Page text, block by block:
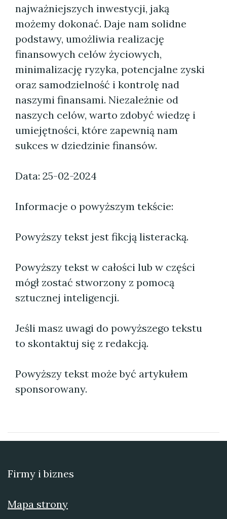
najważniejszych inwestycji, jaką
możemy dokonać. Daje nam solidne
podstawy, umożliwia realizację
finansowych celów życiowych,
minimalizację ryzyka, potencjalne zyski
oraz samodzielność i kontrolę nad
naszymi finansami. Niezależnie od
naszych celów, warto zdobyć wiedzę i
umiejętności, które zapewnią nam
sukces w dziedzinie finansów.
Data: 25-02-2024
Informacje o powyższym tekście:
Powyższy tekst jest fikcją listeracką.
Powyższy tekst w całości lub w części
mógł zostać stworzony z pomocą
sztucznej inteligencji.
Jeśli masz uwagi do powyższego tekstu
to skontaktuj się z redakcją.
Powyższy tekst może być artykułem
sponsorowany.
Firmy i biznes
Mapa strony